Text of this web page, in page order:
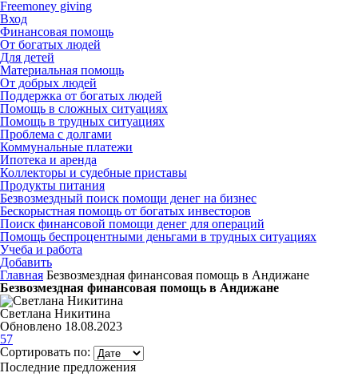
Freemoney giving
Вход
Финансовая помощь
От богатых людей
Для детей
Материальная помощь
От добрых людей
Поддержка от богатых людей
Помощь в сложных ситуациях
Помощь в трудных ситуациях
Проблема с долгами
Коммунальные платежи
Ипотека и аренда
Коллекторы и судебные приставы
Продукты питания
Безвозмездный поиск помощи денег на бизнес
Бескорыстная помощь от богатых инвесторов
Поиск финансовой помощи денег для операций
Помощь беспроцентными деньгами в трудных ситуациях
Учеба и работа
Добавить
Главная Безвозмездная финансовая помощь в Андижане
Безвозмездная финансовая помощь в Андижане
Светлана Никитина
Обновлено 18.08.2023
57
Сортировать по:
Последние предложения